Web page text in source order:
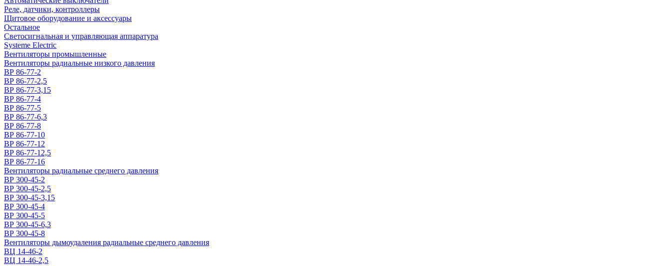
Реле, датчики, контроллеры
Щитовое оборудование и аксессуары
Остальное
Светосигнальная и управляющая аппаратура
Systeme Electric
Вентиляторы промышленные
Вентиляторы радиальные низкого давления
ВР 86-77-2
ВР 86-77-2,5
ВР 86-77-3,15
ВР 86-77-4
ВР 86-77-5
ВР 86-77-6,3
ВР 86-77-8
ВР 86-77-10
ВР 86-77-12
ВР 86-77-12,5
ВР 86-77-16
Вентиляторы радиальные среднего давления
ВР 300-45-2
ВР 300-45-2,5
ВР 300-45-3,15
ВР 300-45-4
ВР 300-45-5
ВР 300-45-6,3
ВР 300-45-8
Вентиляторы дымоудаления радиальные среднего давления
ВЦ 14-46-2
ВЦ 14-46-2,5